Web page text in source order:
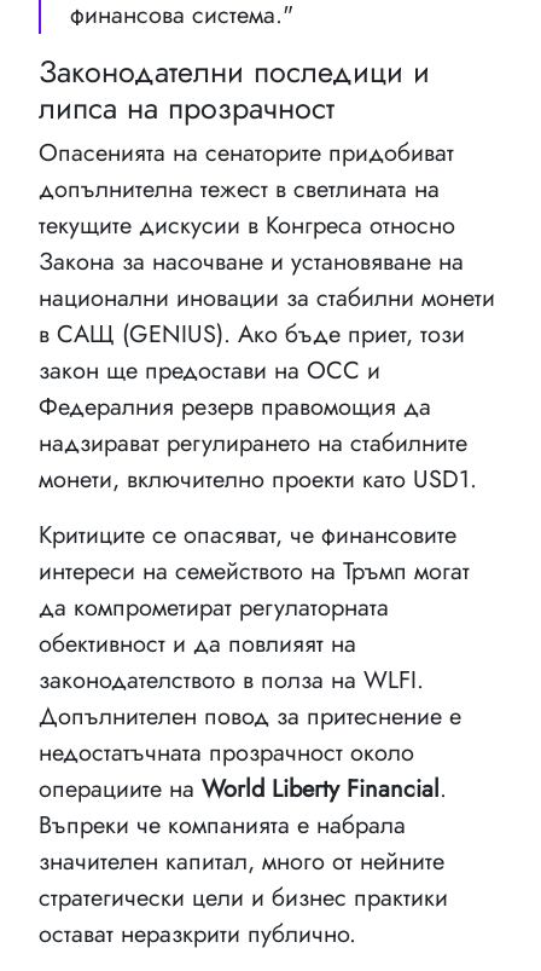
финансова система."
Законодателни последици и
липса на прозрачност
Опасенията на сенаторите придобиват
допълнителна тежест в светлината на
текущите дискусии в Конгреса относно
Закона за насочване и установяване на
национални иновации за стабилни монети
в САЩ (GENIUS). Ако бъде приет, този
закон ще предостави на OCC и
Федералния резерв правомощия да
надзирават регулирането на стабилните
монети, включително проекти като USD1.
Критиците се опасяват, че финансовите
интереси на семейството на Тръмп могат
да компрометират регулаторната
обективност и да повлияят на
законодателството в полза на WLFI.
Допълнителен повод за притеснение е
недостатъчната прозрачност около
операциите на World Liberty Financial.
Въпреки че компанията е набрала
значителен капитал, много от нейните
стратегически цели и бизнес практики
остават неразкрити публично.